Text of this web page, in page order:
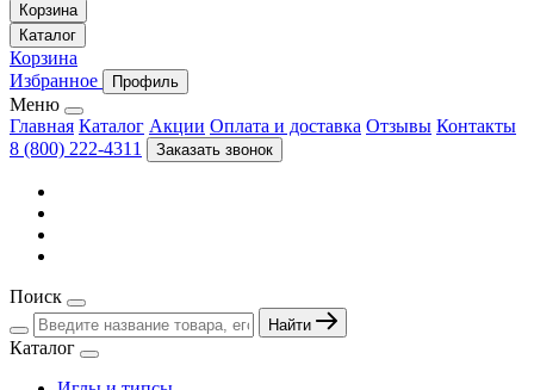
Корзина
Каталог
Корзина
Избранное
Профиль
Меню
Главная Каталог Акции Оплата и доставка Отзывы Контакты
8 (800) 222-4311
Заказать звонок
Поиск
Найти
Каталог